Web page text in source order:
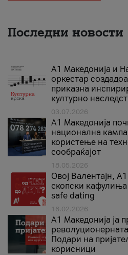
Последни новости
А1 Македонија и
оркестар
приказна
културно
03.07.2026
A1 Македонија
национална
користење на
сообраќајот
18.05.2026
Овој Валентајн,
скопски кафулиња
safe dating
16.02.2026
А1 Македонија ја
Подари на
корисници